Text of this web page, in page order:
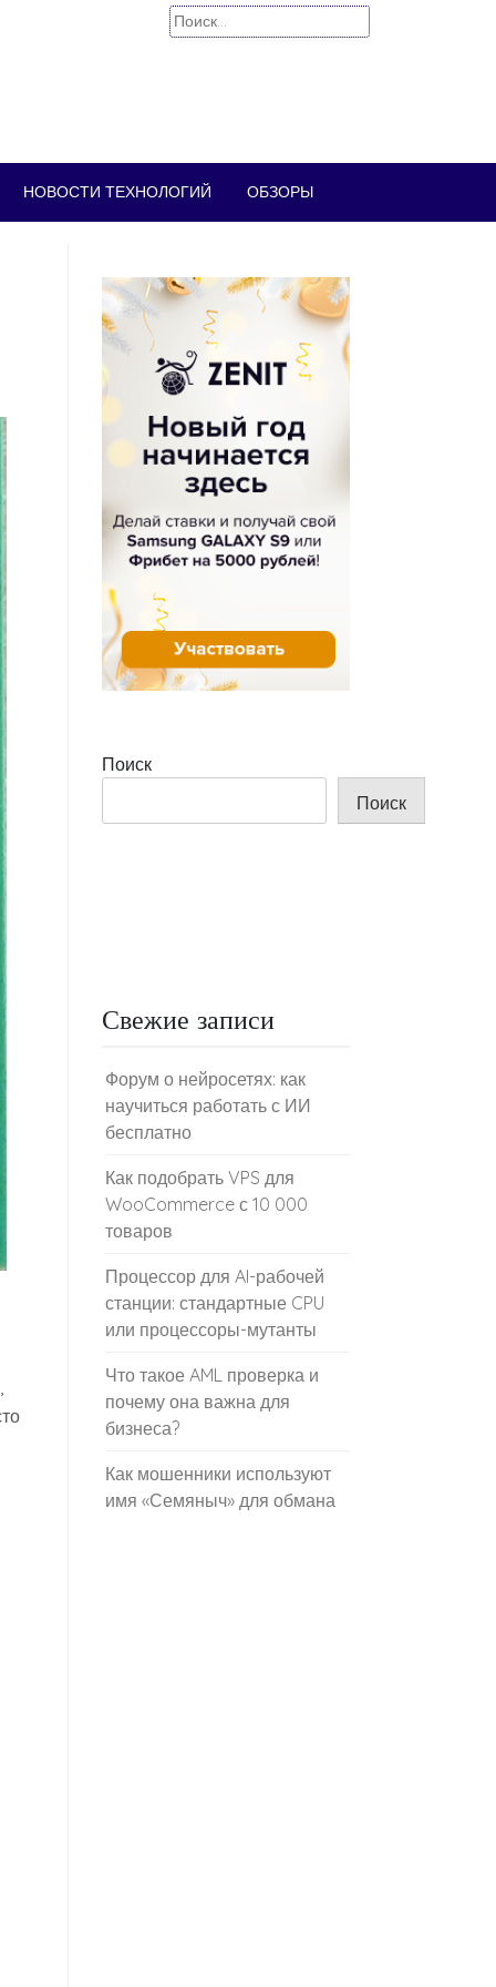
Найти:
НОВОСТИ ТЕХНОЛОГИЙ ОБЗОРЫ
Поиск
Поиск
Свежие записи
Форум о нейросетях: как
научиться работать с ИИ
бесплатно
Как подобрать VPS для
WooCommerce с 10 000
товаров
Процессор для AI-рабочей
станции: стандартные CPU
или процессоры-мутанты
Что такое AML проверка и
почему она важна для
бизнеса?
Как мошенники используют
имя «Семяныч» для обмана